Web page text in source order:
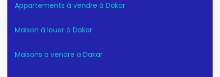
Appartements à vendre à Dakar
Maison à louer à Dakar
Maisons a vendre a Dakar